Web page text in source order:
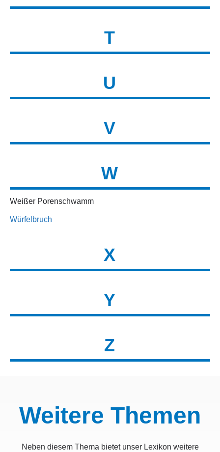
T
U
V
W
Weißer Porenschwamm
Würfelbruch
X
Y
Z
Weitere Themen
Neben diesem Thema bietet unser Lexikon weitere